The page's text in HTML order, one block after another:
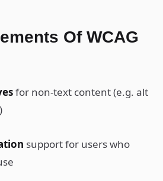
Of WCAG
for non-text content (e.g. alt
support for users who